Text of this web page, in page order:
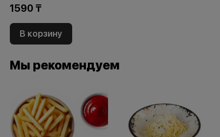
1590 ₸
В корзину
Мы рекомендуем